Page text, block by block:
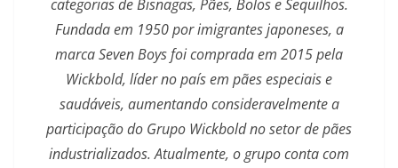
categorias de Bisnagas, Pães, Bolos e Sequilhos.
Fundada em 1950 por imigrantes japoneses, a
marca Seven Boys foi comprada em 2015 pela
Wickbold, líder no país em pães especiais e
saudáveis, aumentando consideravelmente a
participação do Grupo Wickbold no setor de pães
industrializados. Atualmente, o grupo conta com